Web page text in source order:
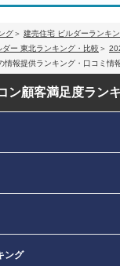
グ
建売住宅 ビルダーランキ
ー 東北ランキング・比較
情報提供ランキング・口コミ情
ン顧客満足度ラン
ング